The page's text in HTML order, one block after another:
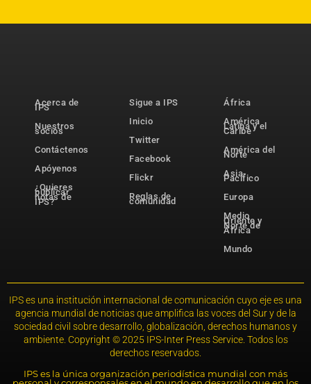
Acerca de
IPS
Nuestros
socios
Contáctenos
Apóyenos
¿Quieres
publicar
notas de
IPS?
Sigue a IPS
Inicio
Twitter
Facebook
Flickr
Reglas de
comunidad
África
América
Latina y el
Caribe
América del
Norte
Asia-
Pacífico
Europa
Medio
Oriente y
Norte de
África
Mundo
IPS es una institución internacional de comunicación cuyo eje es una
agencia mundial de noticias que amplifica las voces del Sur y de la
sociedad civil sobre desarrollo, globalización, derechos humanos y
ambiente. Copyright © 2025 IPS-Inter Press Service. Todos los
derechos reservados.
IPS es la única organización periodística mundial con más